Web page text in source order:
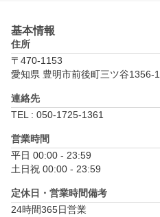
基本情報
住所
〒470-1153
愛知県 豊明市前後町三ツ谷1356-1
連絡先
TEL : 050-1725-1361
営業時間
平日 00:00 - 23:59
土日祝 00:00 - 23:59
定休日・営業時間備考
24時間365日営業